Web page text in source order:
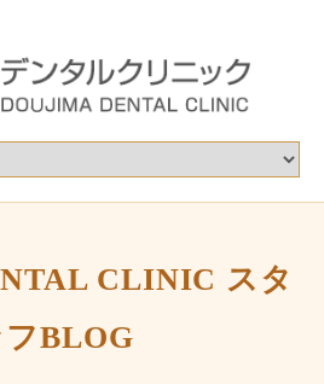
CLINIC スタ
フBLOG